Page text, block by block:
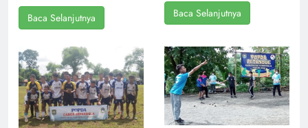
Baca Selanjutnya Baca Selanjutnya